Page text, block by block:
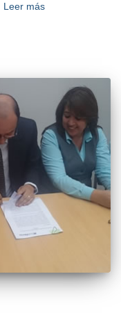
Leer más